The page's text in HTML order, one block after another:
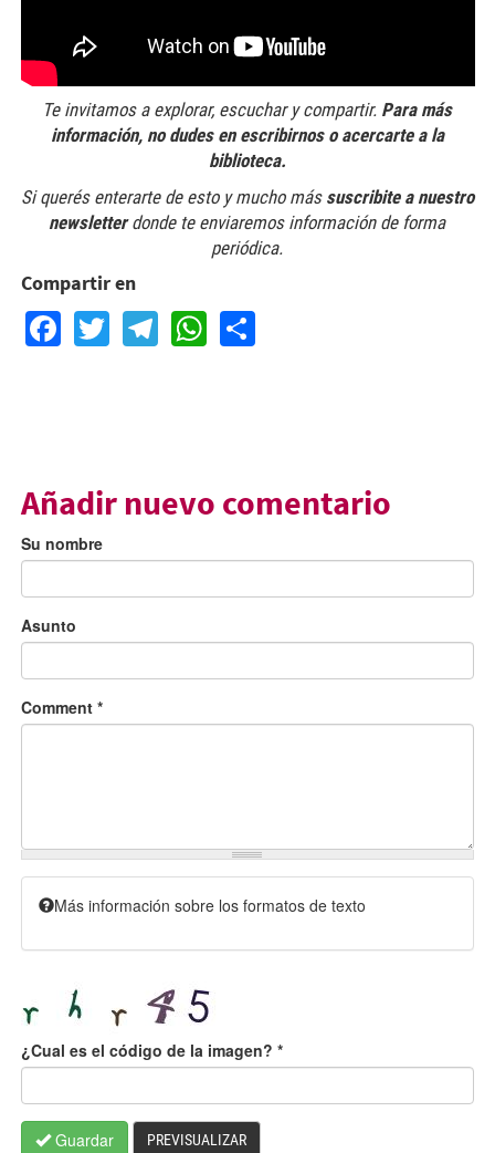
Te invitamos a explorar, escuchar y compartir. Para más
información, no dudes en escribirnos o acercarte a la
biblioteca.
Si querés enterarte de esto y mucho más suscribite a nuestro
newsletterdonde te enviaremos información de forma
periódica.
Compartir en
Facebook
TwitterTelegram
WhatsApp
Share
Añadir nuevo comentario
Su nombre
Asunto
Comment *
Más información sobre los formatos de texto
¿Cual es el código de la imagen? *
Guardar PREVISUALIZAR